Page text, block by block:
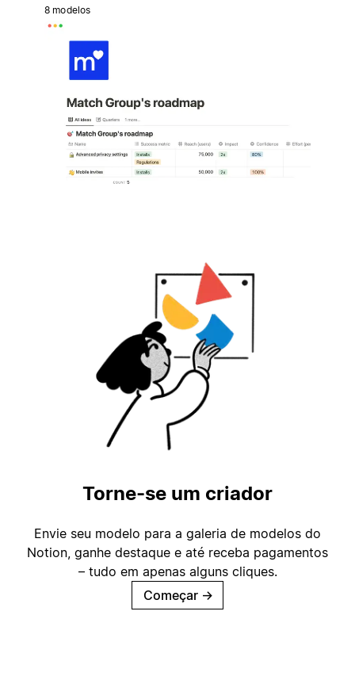
8 modelos
Torne-se um criador
Envie seu modelo para a galeria de modelos do
Notion, ganhe destaque e até receba pagamentos
– tudo em apenas alguns cliques.
Começar →